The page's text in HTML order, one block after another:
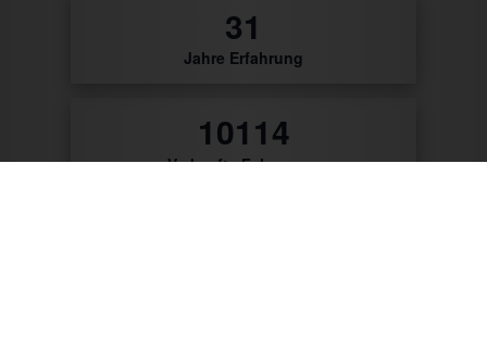
32
Jahre Erfahrung
10482
Verkaufte Fahrzeuge